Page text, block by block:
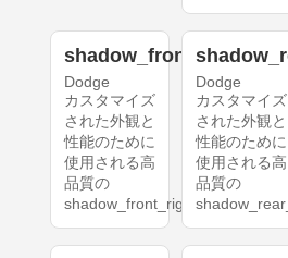
shadow_front_right
Dodge
カスタマイズ
された外観と
性能のために
使用される高
品質の
shadow_front_right。
Dodge
カスタマイズ
された外観と
性能のために
使用される高
品質の